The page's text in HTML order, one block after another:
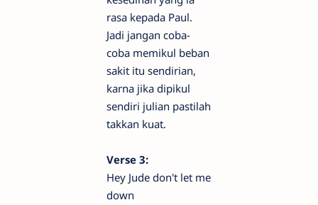
rasa kepada Paul.
Jadi jangan coba-
coba memikul beban
sakit itu sendirian,
karna jika dipikul
sendiri julian pastilah
takkan kuat.
Verse 3:
Hey Jude don't let me
down